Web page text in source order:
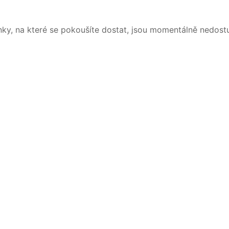
na které se pokoušíte dostat, jsou momentálně